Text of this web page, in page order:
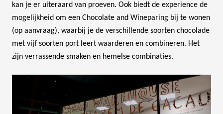
kan je er uiteraard van proeven. Ook biedt de experience de
mogelijkheid om een Chocolate and Wineparing bij te wonen
(op aanvraag), waarbij je de verschillende soorten chocolade
met vijf soorten port leert waarderen en combineren. Het
zijn verrassende smaken en hemelse combinaties.